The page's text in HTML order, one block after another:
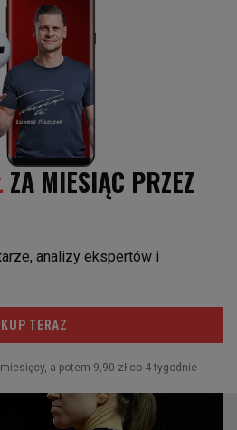
skandal może odebrać nam